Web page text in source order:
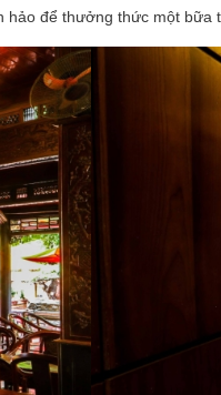
để thưởng thức một bữa